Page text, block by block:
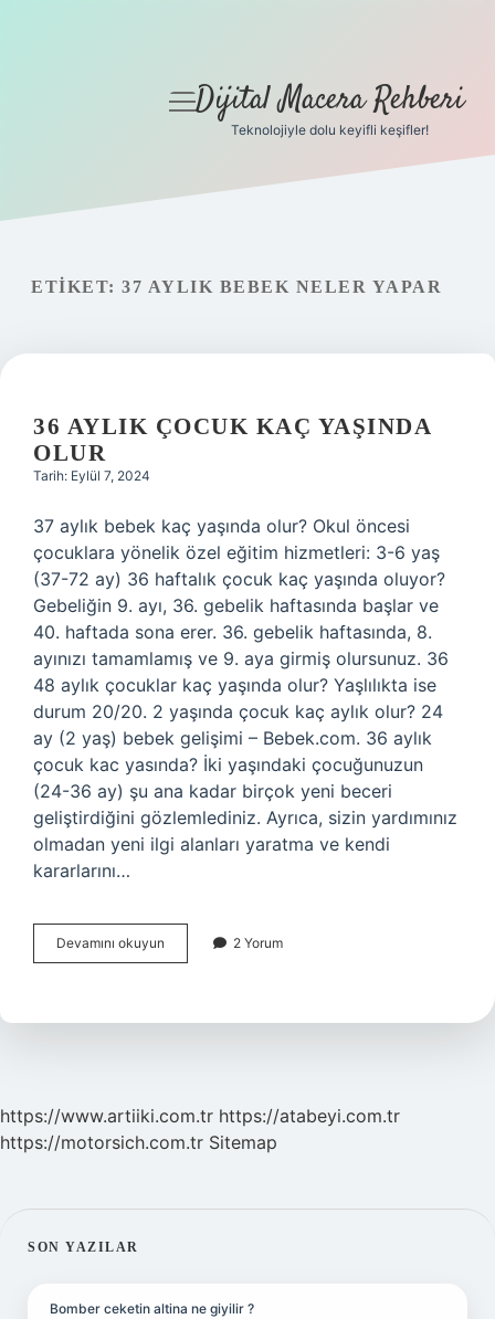
Gizlilik Politikası
menüyü
Dijital Macera Rehberi
Teknolojiyle dolu keyifli keşifler!
ETIKET: 37 AYLIK BEBEK NELER YAPAR
36 AYLIK ÇOCUK KAÇ YAŞINDA
OLUR
Tarih: Eylül 7, 2024
37 aylık bebek kaç yaşında olur? Okul öncesi
çocuklara yönelik özel eğitim hizmetleri: 3-6 yaş
(37-72 ay) 36 haftalık çocuk kaç yaşında oluyor?
Gebeliğin 9. ayı, 36. gebelik haftasında başlar ve
40. haftada sona erer. 36. gebelik haftasında, 8.
ayınızı tamamlamış ve 9. aya girmiş olursunuz. 36
48 aylık çocuklar kaç yaşında olur? Yaşlılıkta ise
durum 20/20. 2 yaşında çocuk kaç aylık olur? 24
ay (2 yaş) bebek gelişimi – Bebek.com. 36 aylık
çocuk kac yasında? İki yaşındaki çocuğunuzun
(24-36 ay) şu ana kadar birçok yeni beceri
geliştirdiğini gözlemlediniz. Ayrıca, sizin yardımınız
olmadan yeni ilgi alanları yaratma ve kendi
kararlarını…
Devamını okuyun
Aylık
Yaşında
2 Yorum
https://www.artiiki.com.tr https://atabeyi.com.tr
https://motorsich.com.tr Sitemap
SIDEBAR
SON YAZILAR
Bomber ceketin altina ne giyilir ?